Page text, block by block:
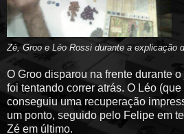
Zé, Groo e Léo Rossi durante a explicação
O Groo disparou na frente durante
foi tentando correr atrás. O Léo (que
conseguiu uma recuperação
um ponto, seguido pelo Felipe em
Zé em último.